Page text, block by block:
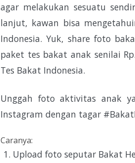
agar melakukan sesuatu
lanjut, kawan bisa
Indonesia. Yuk, share foto
paket tes bakat anak senilai
Tes Bakat Indonesia.
Unggah foto aktivitas anak
Instagram dengan tagar
Caranya:
Upload foto seputar Bakat